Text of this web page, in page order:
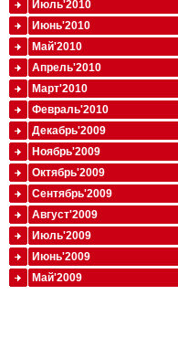
Июль'2010
Июнь'2010
Май'2010
Апрель'2010
Март'2010
Февраль'2010
Декабрь'2009
Ноябрь'2009
Октябрь'2009
Сентябрь'2009
Август'2009
Июль'2009
Июнь'2009
Май'2009